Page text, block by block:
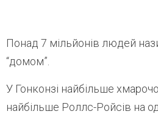
Понад 7 мільйонів людей
“домом”.
У Гонконзі найбільше
найбільше Роллс-Ройсів на